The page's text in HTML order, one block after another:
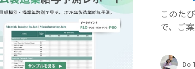
このた
で、ご
Do